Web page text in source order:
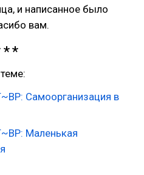
и написанное было
вам.
Самоорганизация в
Маленькая